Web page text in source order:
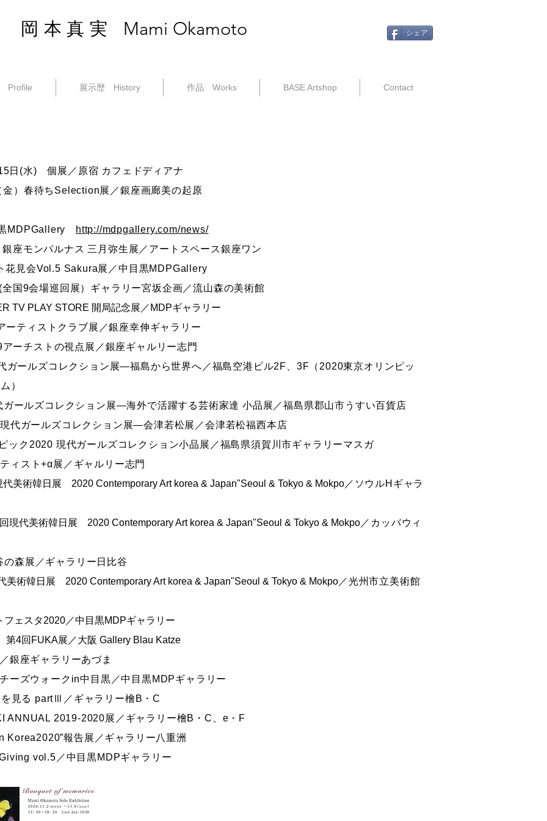
岡本真実 Mami Okamoto シェア
Profile 展示歴 History 作品 Works BASE Artshop Contact
日(水) 個展／原宿 カフェドディアナ
）春待ちSelection展／銀座画廊美の起原
MDPGallery
http://mdpgallery.com/news/
モンパルナス 三月弥生展／アートスペース銀座ワン
見会Vol.5 Sakura展／中目黒MDPGallery
国​9会場巡回展）ギャラリー宮坂企画​​／流山森の美術館
TV PLAY STORE 開局記念展／MDPギャラリー
ティストクラブ展／銀座幸伸ギャラリー
ーチストの視点展／銀座ギャルリー志門
ールズコレクション展―福島から世界へ／福島空港ビル2F、3F（2020東京オリンピッ
）
ールズコレクション展―海外で活躍する芸術家達 小品展／福島県郡山市うすい百貨店
代ガールズコレクション展―会津若松展／会津若松福西本店
ック2020 現代ガールズコレクション小品展／福島県須賀川市ギャラリーマスガ
ィスト+α展／ギャルリー志門
代美術韓日展
2020 Contemporary Art korea & Japan"Seoul & Tokyo & Mokpo／ソウルHギャラ
現代美術韓日展 2020 Contemporary Art korea & Japan"Seoul & Tokyo & Mokpo／カッバウィ
森展／ギャラリー日比谷
美術韓日展
2020 Contemporary Art korea & Japan"Seoul & Tokyo & Mokpo／光州市立美術館
ェスタ2020／中目黒MDPギャラリー
4回FUKA展／大阪 Gallery Blau Katze
座ギャラリーあづま
ズウォークin中目黒／中目黒MDPギャラリー
見る partⅢ／ギャラリー檜B・C
2019-2020展／ギャラリー檜B・C、e・F
Korea2020”報告展／ギャラリー八重洲
vol.5／中目黒MDPギャラリー